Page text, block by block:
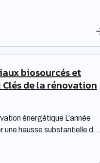
non seulement
par la Banque des
biosourcés et
de la rénovation
énergétique L’année
une hausse substantielle des
rénovation énergétique